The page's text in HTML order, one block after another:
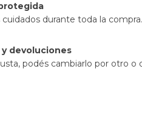
cuidados durante toda la compra.
y devoluciones
podés cambiarlo por otro o